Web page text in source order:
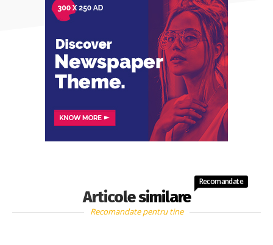
Articole similare
Recomandate
Recomandate pentru tine